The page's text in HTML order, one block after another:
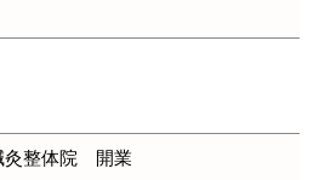
灸整体院 開業